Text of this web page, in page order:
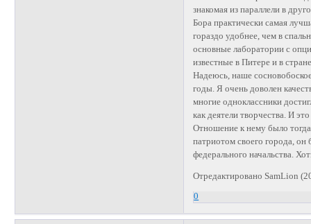
знакомая из параллели в
Бора практически самая
гораздо удобнее, чем в
основные лаборатории с
известные в Питере и в
Надеюсь, наше
годы. Я очень доволен
многие одноклассники
как деятели творчества. И
Отношение к нему было
патриотом своего города,
федерального начальства.
Отредактировано SamLion
0